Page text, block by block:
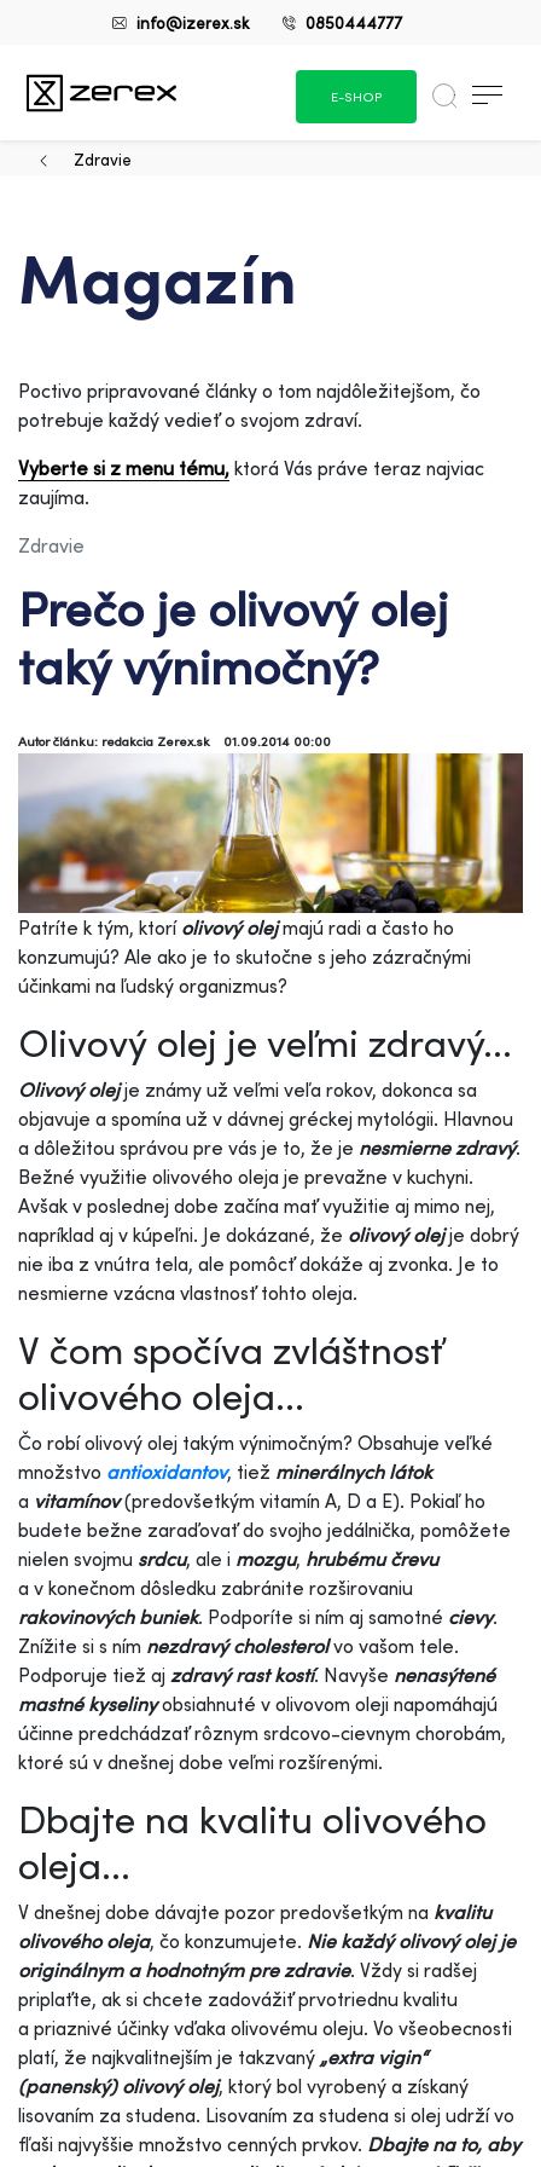
info@izerex.sk 0850444777
E-SHOP
Zdravie
Magazín
Poctivo pripravované články o tom najdôležitejšom, čo
potrebuje každý vedieť o svojom zdraví.
Vyberte si z menu tému, ktorá Vás práve teraz najviac
zaujíma.
Zdravie
Prečo je olivový olej
taký výnimočný?
Autor článku: redakcia Zerex.sk 01.09.2014 00:00
Patríte k tým, ktorí olivový olejmajú radi a často ho
konzumujú? Ale ako je to skutočne s jeho zázračnými
účinkami na ľudský organizmus?
Olivový olej je veľmi zdravý...
Olivový olejje známy už veľmi veľa rokov, dokonca sa
objavuje a spomína už v dávnej gréckej mytológii. Hlavnou
a dôležitou správou pre vás je to, že je nesmierne zdravý.
Bežné využitie olivového oleja je prevažne v kuchyni.
Avšak v poslednej dobe začína mať využitie aj mimo nej,
napríklad aj v kúpeľni. Je dokázané, že olivový olejje dobrý
nie iba z vnútra tela, ale pomôcť dokáže aj zvonka. Je to
nesmierne vzácna vlastnosť tohto oleja.
V čom spočíva zvláštnosť
olivového oleja...
Čo robí olivový olej takým výnimočným? Obsahuje veľké
množstvo antioxidantov, tiež minerálnych látok
a vitamínov(predovšetkým vitamín A, D a E). Pokiaľ ho
budete bežne zaraďovať do svojho jedálnička, pomôžete
nielen svojmu srdcu, ale i mozgu, hrubému črevu
a v konečnom dôsledku zabránite rozširovaniu
rakovinových buniek. Podporíte si ním aj samotné cievy.
Znížite si s ním nezdravý cholesterolvo vašom tele.
Podporuje tiež aj zdravý rast kostí. Navyše nenasýtené
mastné kyselinyobsiahnuté v olivovom oleji napomáhajú
účinne predchádzať rôznym srdcovo-cievnym chorobám,
ktoré sú v dnešnej dobe veľmi rozšírenými.
Dbajte na kvalitu olivového
oleja...
V dnešnej dobe dávajte pozor predovšetkým na kvalitu
olivového oleja, čo konzumujete. Nie každý olivový olej je
originálnym a hodnotným pre zdravie. Vždy si radšej
priplaťte, ak si chcete zadovážiť prvotriednu kvalitu
a priaznivé účinky vďaka olivovému oleju. Vo všeobecnosti
platí, že najkvalitnejším je takzvaný „extra vigin“
(panenský) olivový olej, ktorý bol vyrobený a získaný
lisovaním za studena. Lisovaním za studena si olej udrží vo
fľaši najvyššie množstvo cenných prvkov. Dbajte na to, aby